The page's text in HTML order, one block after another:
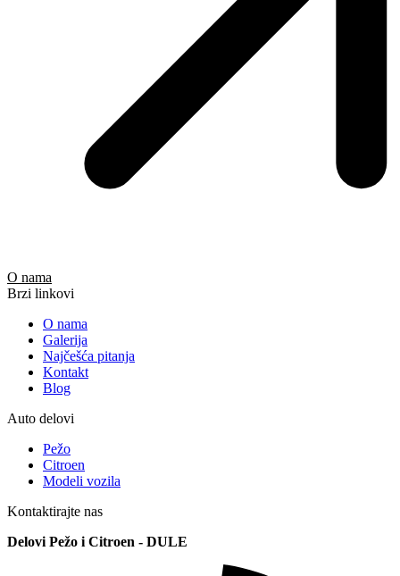
O nama
Brzi linkovi
O nama
Galerija
Najčešća pitanja
Kontakt
Blog
Auto delovi
Pežo
Citroen
Modeli vozila
Kontaktirajte nas
Delovi Pežo i Citroen - DULE